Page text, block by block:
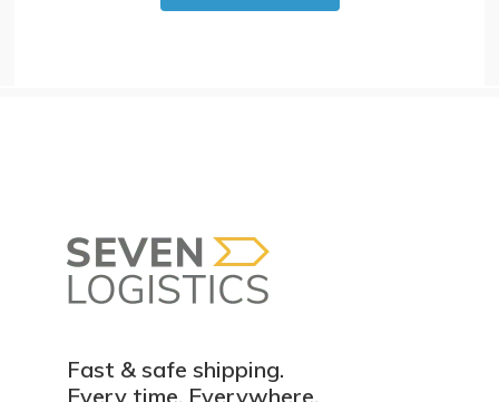
Fast & safe shipping.
Every time. Everywhere.